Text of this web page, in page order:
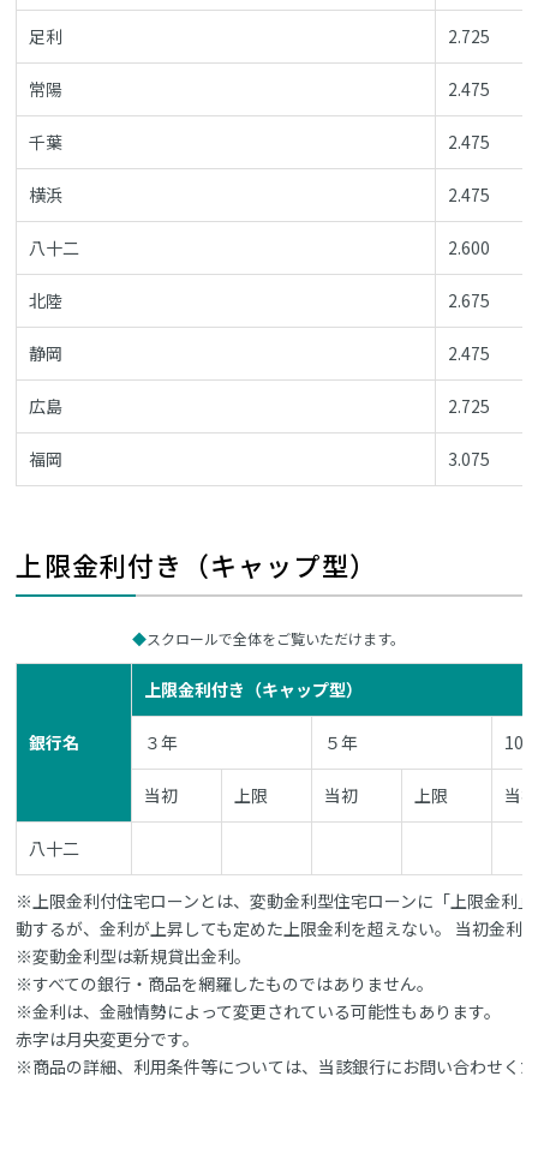
足利 2.725
常陽 2.475
千葉 2.475
横浜 2.475
八十二 2.600
北陸 2.675
静岡 2.475
広島 2.725
福岡 3.075
上限金利付き（キャップ型）
スクロールで全体をご覧いただけます。
銀行名
上限金利付き（キャップ型）
３年 ５年 10
当初 上限 当初 上限 当初
八十二
※上限金利付住宅ローンとは、変動金利型住宅ローンに「上限金利
動するが、金利が上昇しても定めた上限金利を超えない。 当初金利
※変動金利型は新規貸出金利。
※すべての銀行・商品を網羅したものではありません。
※金利は、金融情勢によって変更されている可能性もあります。
赤字は月央変更分です。
※商品の詳細、利用条件等については、当該銀行にお問い合わせく